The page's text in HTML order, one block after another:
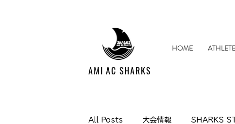
HOME
AMI AC SHARKS
All Posts 大会情報 SHARKS